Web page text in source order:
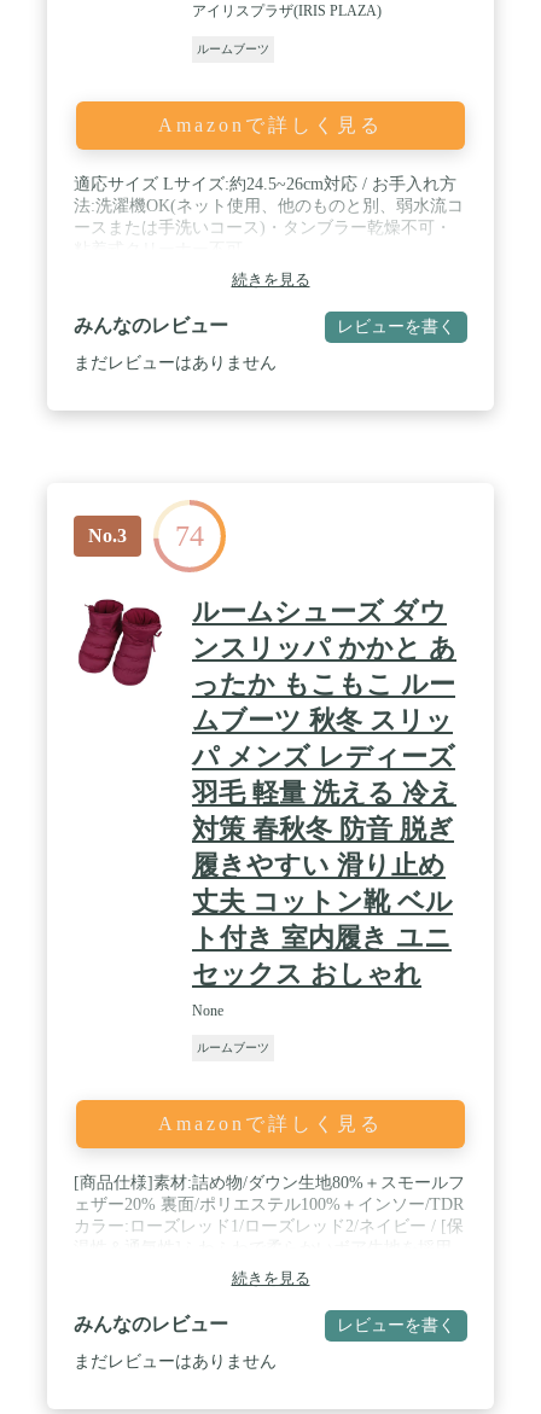
アイリスプラザ(IRIS PLAZA)
ルームブーツ
Amazonで詳しく見る
適応サイズ Lサイズ:約24.5~26cm対応 / お手入れ方
法:洗濯機OK(ネット使用、他のものと別、弱水流コ
ースまたは手洗いコース)・タンブラー乾燥不可・
続きを見る
みんなのレビュー レビューを書く
まだレビューはありません
No.3 74
ルームシューズ ダウ
ンスリッパ かかと あ
ったか もこもこ ルー
ムブーツ 秋冬 スリッ
パ メンズ レディーズ
羽毛 軽量 洗える 冷え
対策 春秋冬 防音 脱ぎ
履きやすい 滑り止め
丈夫 コットン靴 ベル
ト付き 室内履き ユニ
セックス おしゃれ
None
ルームブーツ
Amazonで詳しく見る
[商品仕様]素材:詰め物/ダウン生地80%＋スモールフ
ェザー20% 裏面/ポリエステル100%＋インソー/TDR
カラー:ローズレッド1/ローズレッド2/ネイビー / [保
しており、保温性にも通気性にも抜群です。長時間
履いても蒸れる心配はなく、快適に使えます。 / [滑
り止め]シューズ底面のところにはフローリングに
対応できるTDR生地なので、滑り止めで転んだのは
防止でき、室内使用に最適のアイテムです。 / [多機
続きを見る
みんなのレビュー レビューを書く
まだレビューはありません